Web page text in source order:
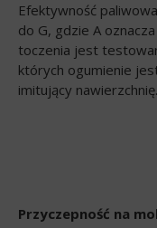
Efektywność
do G, gdzie A
toczenia jest
których ogumienie
imitujący nawierzchnię.
Przyczepność na